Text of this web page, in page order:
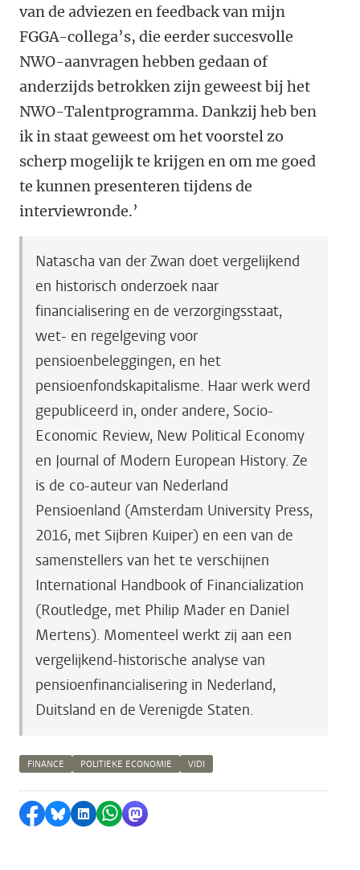
van de adviezen en feedback van mijn
FGGA-collega’s, die eerder succesvolle
NWO-aanvragen hebben gedaan of
anderzijds betrokken zijn geweest bij het
NWO-Talentprogramma. Dankzij heb ben
ik in staat geweest om het voorstel zo
scherp mogelijk te krijgen en om me goed
te kunnen presenteren tijdens de
interviewronde.’
Natascha van der Zwan doet vergelijkend
en historisch onderzoek naar
financialisering en de verzorgingsstaat,
wet- en regelgeving voor
pensioenbeleggingen, en het
pensioenfondskapitalisme. Haar werk werd
gepubliceerd in, onder andere, Socio-
Economic Review, New Political Economy
en Journal of Modern European History. Ze
is de co-auteur van Nederland
Pensioenland (Amsterdam University Press,
2016, met Sijbren Kuiper) en een van de
samenstellers van het te verschijnen
International Handbook of Financialization
(Routledge, met Philip Mader en Daniel
Mertens). Momenteel werkt zij aan een
vergelijkend-historische analyse van
pensioenfinancialisering in Nederland,
Duitsland en de Verenigde Staten.
FINANCE POLITIEKE ECONOMIE VIDI
Delen op Facebook
Delen via Bluesky
Delen op LinkedIn
Delen via WhatsApp
Delen via Mastodon